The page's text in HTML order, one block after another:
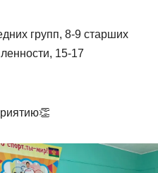
групп, 8-9 старших
15-17